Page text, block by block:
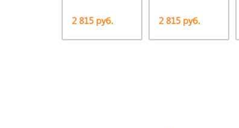
2 815 руб. 2 815 руб.